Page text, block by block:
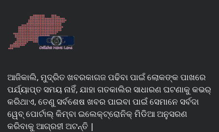
ଆଜିକାଲି, ମୁଦ୍ରିତ ଖବରକାଗଜ ପଢିବା ପାଇଁ ଲୋକଙ୍କ ପାଖରେ
ପର୍ଯ୍ୟାପ୍ତ ସମୟ ନାହିଁ, ଯାହା ଗତକାଲିର ସାଧାରଣ ଘଟଣାକୁ କଭର୍
କରିଥାଏ, ତେଣୁ ସର୍ବଶେଷ ଖବର ପାଇବା ପାଇଁ ସେମାନେ ସର୍ବଦା
ୱେବ୍ ପୋର୍ଟାଲ୍ କିମ୍ବା ଇଲେକ୍ଟ୍ରୋନିକ୍ ମିଡିଆ ଅନୁସରଣ
କରିବାକୁ ଆଗ୍ରହୀ ଅଟନ୍ତି |